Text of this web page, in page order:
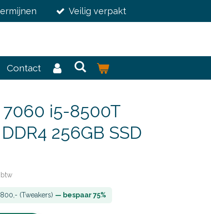
Veilig verpakt
Contact
i5-8500T
256GB SSD
btw
(Tweakers) — bespaar 75%